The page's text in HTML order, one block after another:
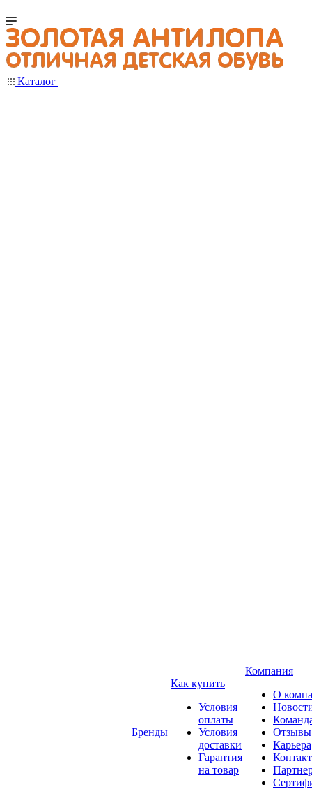
Каталог
Бренды
Как купить
Условия
оплаты
Условия
доставки
Гарантия
на товар
Компания
О
Отзывы
Карьера